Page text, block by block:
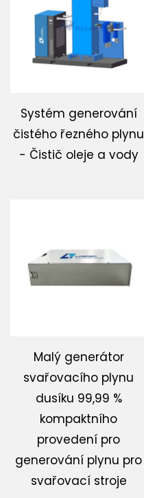
Stáhnout
Kontaktujte nás
Systém generování
čistého řezného plynu
- Čistič oleje a vody
Malý generátor
svařovacího plynu
dusíku 99,99 %
kompaktního
provedení pro
generování plynu pro
svařovací stroje